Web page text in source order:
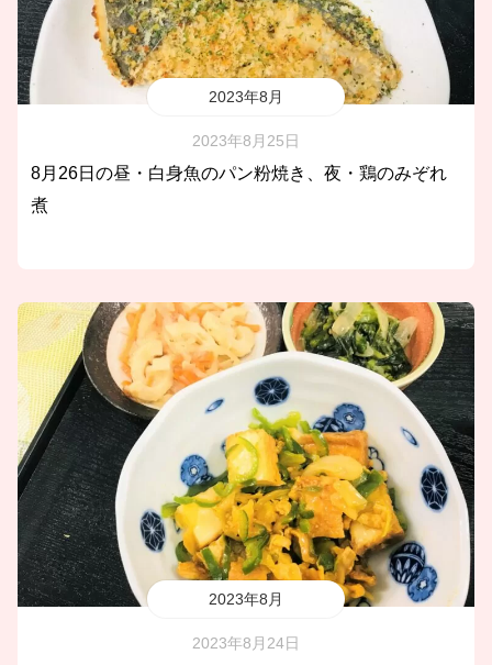
2023年8月
2023年8月25日
8月26日の昼・白身魚のパン粉焼き、夜・鶏のみぞれ
煮
2023年8月
2023年8月24日